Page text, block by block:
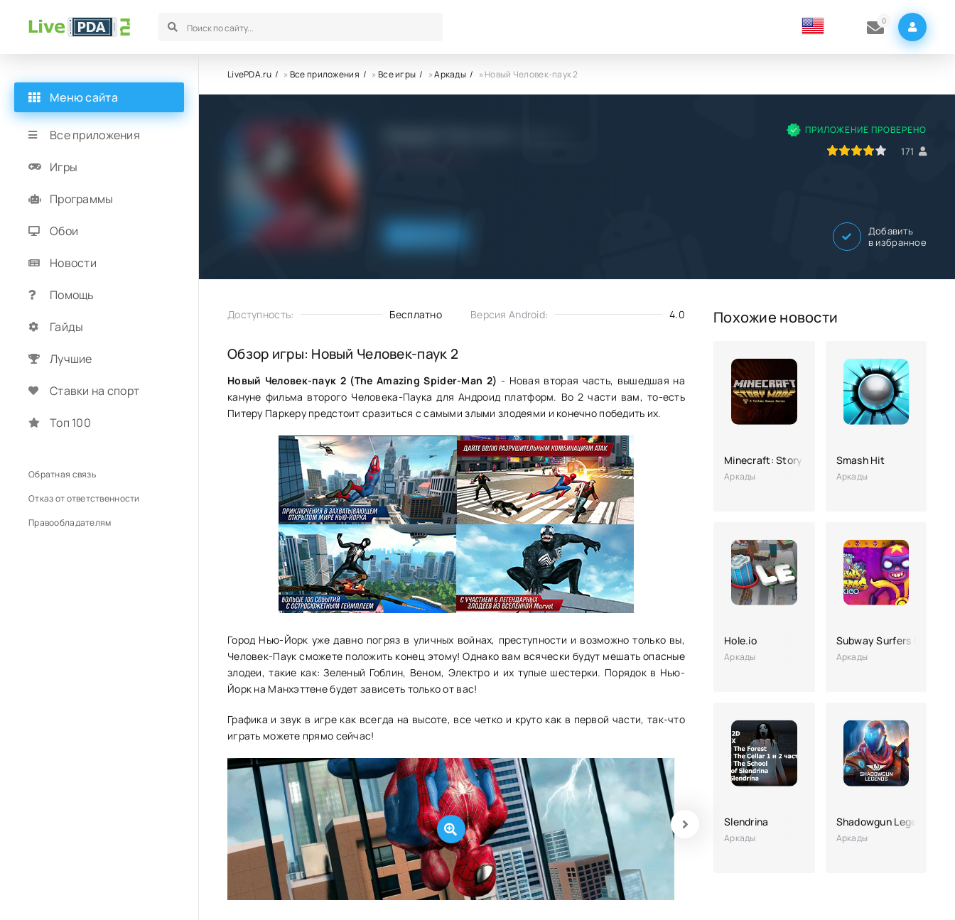
0
LivePDA.ru »Все приложения »Все игры »Аркады » Новый Человек-паук 2
ПРИЛОЖЕНИЕ ПРОВЕРЕНО
171
Добавить
в избранное
Доступность: Бесплатно Версия Android: 4.0
Обзор игры: Новый Человек-паук 2
Новый Человек-паук 2 (The Amazing Spider-Man 2) - Новая вторая часть, вышедшая на
кануне фильма второго Человека-Паука для Андроид платформ. Во 2 части вам, то-есть
Питеру Паркеру предстоит сразиться с самыми злыми злодеями и конечно победить их.
Город Нью-Йорк уже давно погряз в уличных войнах, преступности и возможно только вы,
Человек-Паук сможете положить конец этому! Однако вам всячески будут мешать опасные
злодеи, такие как: Зеленый Гоблин, Веном, Электро и их тупые шестерки. Порядок в Нью-
Йорк на Манхэттене будет зависеть только от вас!
Графика и звук в игре как всегда на высоте, все четко и круто как в первой части, так-что
играть можете прямо сейчас!
Похожие новости
Minecraft: Story Mode
Аркады
Smash Hit
Аркады
Hole.io
Аркады
Subway Surfers Mexico
Аркады
Slendrina
Аркады
Shadowgun Legends
Аркады
Меню сайта
Все приложения
Игры
Программы
Обои
Новости
Помощь
Гайды
Лучшие
Ставки на спорт
Топ 100
Обратная связь
Отказ от ответственности
Правообладателям